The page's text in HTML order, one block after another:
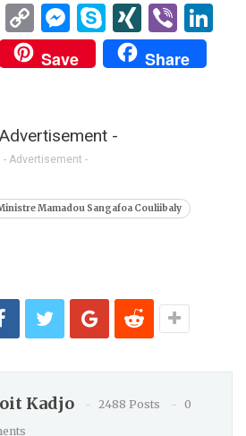
WhatsApp
Copy
Link
Messenger
SkypeXINGViber
Save Share
- Advertisement -
Mamadou Sangafoa Couliibaly
Kadjo 2488 Posts
0